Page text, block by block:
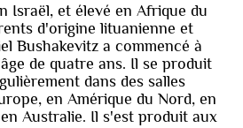
Israël, et élevé en Afrique du
d'origine lituanienne et
Bushakevitz a commencé à
de quatre ans. Il se produit
dans des salles
en Amérique du Nord, en
Australie. Il s'est produit aux